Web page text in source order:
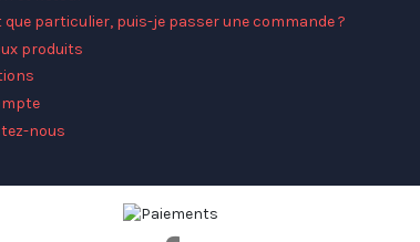
que particulier, puis-je passer une commande ?
produits
nous